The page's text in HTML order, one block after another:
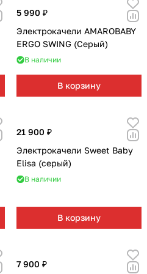
5 990 ₽
Электрокачели AMAROBABY
ERGO SWING (Серый)
В наличии
В корзину
21 900 ₽
Электрокачели Sweet Baby
Elisa (серый)
В наличии
В корзину
7 900 ₽